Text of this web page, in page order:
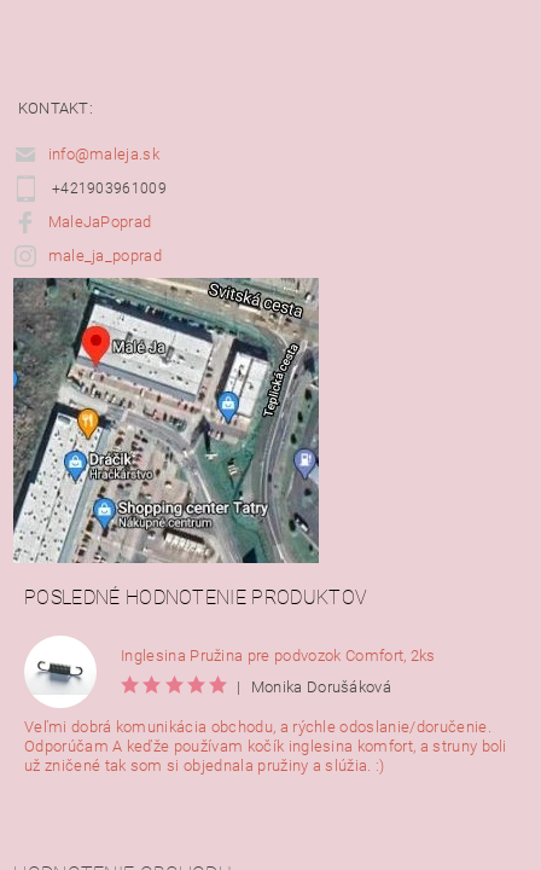
KONTAKT:
info@maleja.sk
+421903961009
MaleJaPoprad
male_ja_poprad
POSLEDNÉ HODNOTENIE PRODUKTOV
Inglesina Pružina pre podvozok Comfort, 2ks
|
Monika Dorušáková
Veľmi dobrá komunikácia obchodu, a rýchle odoslanie/doručenie.
Odporúčam A keďže používam kočík inglesina komfort, a struny boli
už zničené tak som si objednala pružiny a slúžia. :)